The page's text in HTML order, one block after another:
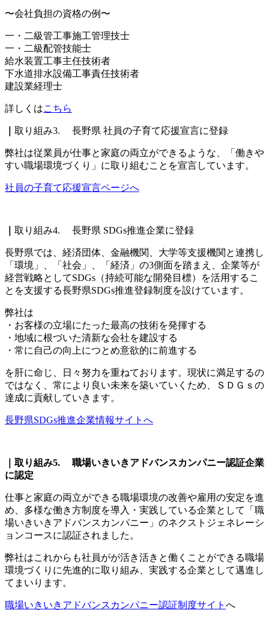
〜会社負担の資格の例〜
一・二級管工事施工管理技士
一・二級配管技能士
給水装置工事主任技術者
下水道排水設備工事責任技術者
建設業経理士
詳しくはこちら
取り組み3. 長野県 社員の子育て応援宣言に登録
弊社は従業員が仕事と家庭の両立ができるような、「働きや
すい職場環境づくり」に取り組むことを宣言しています。
社員の子育て応援宣言ページへ
取り組み4. 長野県 SDGs推進企業に登録
長野県では、経済団体、金融機関、大学等支援機関と連携し
「環境」、「社会」、「経済」の3側面を踏まえ、企業等が
経営戦略としてSDGs（持続可能な開発目標）を活用するこ
とを支援する長野県SDGs推進登録制度を設けています。
弊社は
・お客様の立場にたった最高の技術を発揮する
・地域に根づいた清新な会社を建設する
・常に自己の向上につとめ意欲的に前進する
を肝に命じ、日々努力を重ねております。現状に満足するの
ではなく、常により良い未来を築いていくため、ＳＤＧｓの
達成に貢献していきます。
長野県SDGs推進企業情報サイトへ
｜取り組み5. 職場いきいきアドバンスカンパニー認証企業
に認定
仕事と家庭の両立ができる職場環境の改善や雇用の安定を進
め、多様な働き方制度を導入・実践している企業として「職
場いきいきアドバンスカンパニー」のネクストジェネレーシ
ョンコースに認証されました。
弊社はこれからも社員がが活き活きと働くことができる職場
環境づくりに先進的に取り組み、実践する企業として邁進し
てまいります。
職場いきいきアドバンスカンパニー認証制度サイト へ